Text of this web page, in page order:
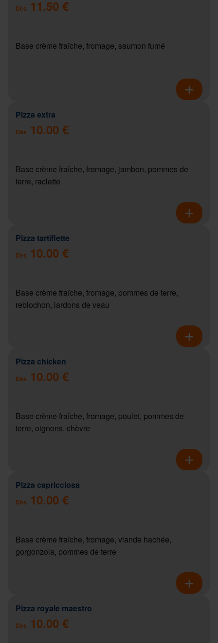
Dès 11.50 €
Base crème fraîche, fromage, saumon fumé
Pizza extra
Dès 10.00 €
Base crème fraîche, fromage, jambon, pommes de
terre, raclette
Pizza tartiflette
Dès 10.00 €
Base crème fraîche, fromage, pommes de terre,
reblochon, lardons de veau
Pizza chicken
Dès 10.00 €
Base crème fraîche, fromage, poulet, pommes de
terre, oignons, chèvre
Pizza capricciosa
Dès 10.00 €
Base crème fraîche, fromage, viande hachée,
gorgonzola, pommes de terre
Pizza royale maestro
Dès 10.00 €